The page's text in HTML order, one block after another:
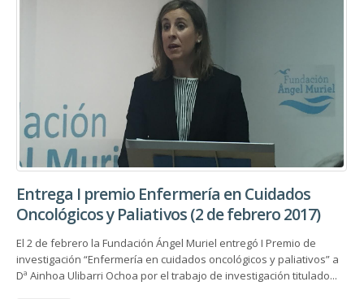
Entrega I premio Enfermería en Cuidados
Oncológicos y Paliativos (2 de febrero 2017)
El 2 de febrero la Fundación Ángel Muriel entregó I Premio de
investigación “Enfermería en cuidados oncológicos y paliativos” a
Dª Ainhoa Ulibarri Ochoa por el trabajo de investigación titulado...